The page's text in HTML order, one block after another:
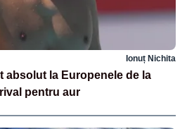
Ionuț Nichita
absolut la Europenele de la
pentru aur